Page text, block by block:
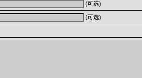
(可选)
(可选)